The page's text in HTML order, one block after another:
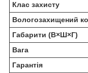
Клас захисту
Вологозахищений
Габарити (В×Ш×Г)
Вага
Гарантія